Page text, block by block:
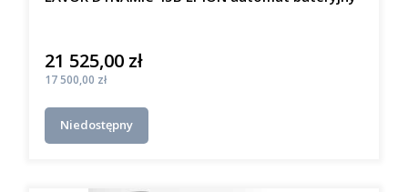
Cena
21 525,00 zł
Cena
17 500,00 zł
Niedostępny